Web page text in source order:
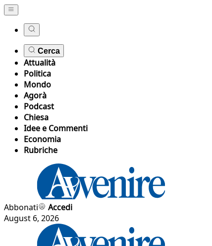
Cerca
Attualità
Politica
Mondo
Agorà
Podcast
Chiesa
Idee e Commenti
Economia
Rubriche
Abbonati
Accedi
August 6, 2026